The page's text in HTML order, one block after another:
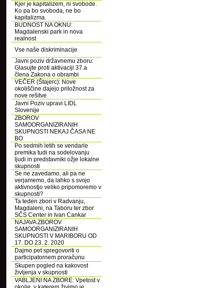
Kjer je kapitalizem, ni svobode.
Ko pa bo svoboda, ne bo
kapitalizma.
BUDNOST NA OKNU:
Magdalenski park in nova
realnost
Vse naše diskriminacije
Javni poziv državnemu zboru:
Glasujte proti aktivaciji 37.a
člena Zakona o obrambi
VEČER (Štajerc): Nove
okoliščine dajejo priložnost za
nove rešitve
Javni Poziv upravi LIDL
Slovenije
ZBOROV
SAMOORGANIZIRANIH
SKUPNOSTI NEKAJ ČASA NE
BO
Po sedmih letih se vendarle
premika tudi na sodelovanju
ljudi in predstavniki ožje lokalne
skupnosti
Se ne zavedamo, ali pa ne
verjamemo, da lahko s svojo
aktivnostjo veliko pripomoremo v
skupnosti?
Ta teden zbori v Radvanju,
Magdaleni, na Taboru ter zbor
SČS Center in Ivan Cankar
NAJAVA ZBOROV
SAMOORGANIZIRANIH
SKUPNOSTI V MARIBORU OD
17. DO 23. 2. 2020
Dajmo pet spregovoriti o
participatornem proračunu
Skupen pogled na kakovost
življenja v skupnosti
VABLJENI NA ZBORE: Vpetost v